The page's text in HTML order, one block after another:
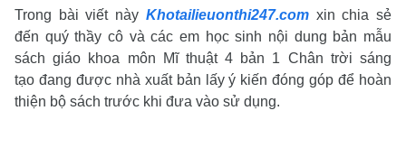
Trong bài viết này Khotailieuonthi247.comxin chia sẻ
đến quý thầy cô và các em học sinh nội dung bản mẫu
sách giáo khoa môn Mĩ thuật 4 bản 1 Chân trời sáng
tạo đang được nhà xuất bản lấy ý kiến đóng góp để hoàn
thiện bộ sách trước khi đưa vào sử dụng.